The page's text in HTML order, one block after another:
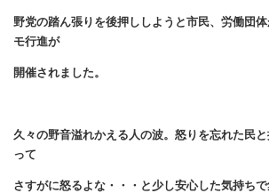
野党の踏ん張りを後押ししようと市民、労働団
モ行進が
開催されました。
久々の野音溢れかえる人の波。怒りを忘れた民
って
さすがに怒るよな・・・と少し安心した気持ち